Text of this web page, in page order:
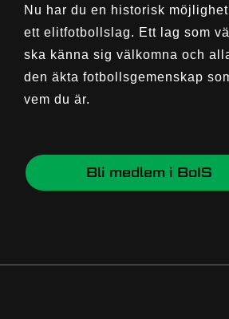
Nu har du en historisk
ett elitfotbollslag. Ett lag som
ska känna sig välkomna och
den äkta fotbollsgemenskap
vem du är.
Bli medlem i BoIS